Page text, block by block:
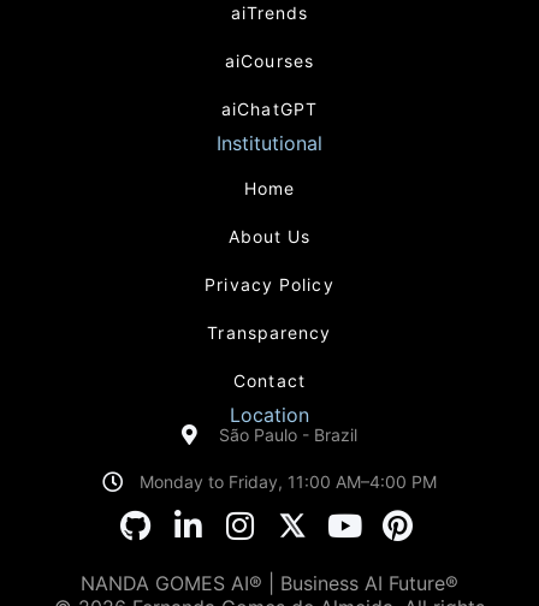
aiTrends
aiCourses
aiChatGPT
Institutional
Home
About Us
Privacy Policy
Transparency
Contact
Location
São Paulo - Brazil
Monday to Friday, 11:00 AM–4:00 PM
NANDA GOMES AI® | Business AI Future®